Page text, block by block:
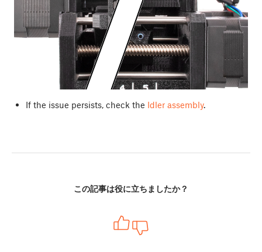
If the issue persists, check the Idler assembly.
この記事は役に立ちましたか？